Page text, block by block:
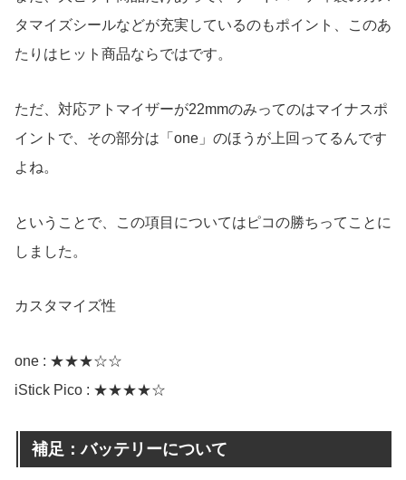
タマイズシールなどが充実しているのもポイント、このあ
たりはヒット商品ならではです。
ただ、対応アトマイザーが22mmのみってのはマイナスポ
イントで、その部分は「one」のほうが上回ってるんです
よね。
ということで、この項目についてはピコの勝ちってことに
しました。
カスタマイズ性
one : ★★★☆☆
iStick Pico : ★★★★☆
補足：バッテリーについて